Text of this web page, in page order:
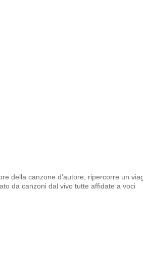
della canzone d’autore, ripercorre un
da canzoni dal vivo tutte affidate a voci